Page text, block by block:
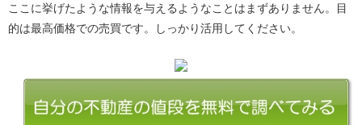
ここに挙げたような情報を与えるようなことはまずありません。目
的は最高価格での売買です。しっかり活用してください。